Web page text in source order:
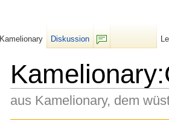
aus Kamelionary, dem
Kamelionary
Diskussion